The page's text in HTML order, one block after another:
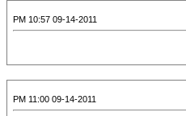
09-14-2011 10:57 PM
09-14-2011 11:00 PM